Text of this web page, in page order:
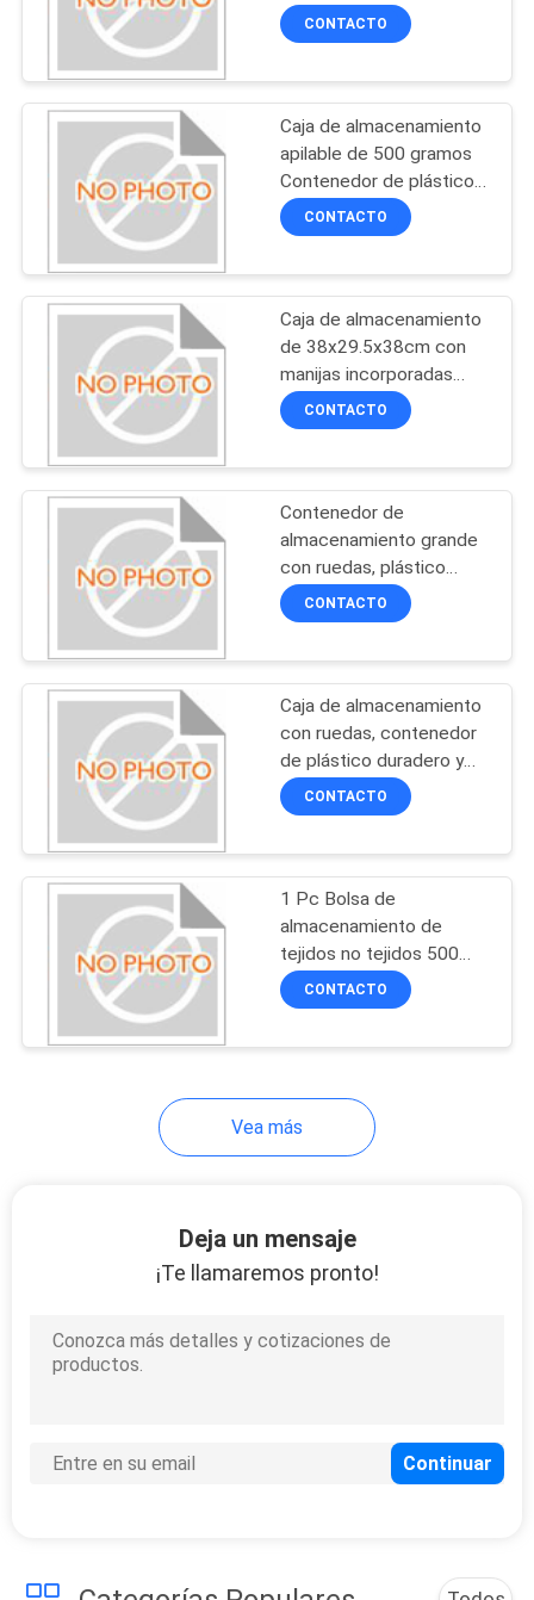
Bolsos del banco de
la cremallera
134
Bolso del lavado del
artículo de tocador
23
Bolso de compras
de la tela no tejida
bolso impermeable
de la mochila
49
la ropa
Solución de
almacenamiento de
CONTACTO
Caja de almacenamiento
apilable de 500 gramos
Contenedor de plástico
duradero de 30 cm X 20
cm X 15 cm Ideal para la
CONTACTO
Caja de almacenamiento
de 38x29.5x38cm con
manijas incorporadas
Solución práctica de
almacenamiento para
CONTACTO
Contenedor de
almacenamiento grande
con ruedas, plástico
resistente, optimizado
para almacenamiento en
CONTACTO
Caja de almacenamiento
con ruedas, contenedor
de plástico duradero y
resistente, adecuado
para organización de
almacenamiento
industrial
CONTACTO
1 Pc Bolsa de
almacenamiento de
tejidos no tejidos 500
gramos Contenedor de
almacenamiento de
para almacén y oficina
CONTACTO
Vea más
Deja un mensaje
¡Te llamaremos pronto!